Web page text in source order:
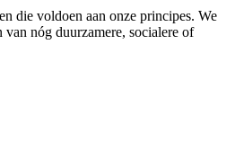
die voldoen aan onze principes. We
van nóg duurzamere, socialere of